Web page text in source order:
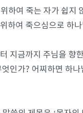
하여 죽는 자가 쉽지
하여 죽으심으로 하
지금까지 주님을 향
인가? 어찌하면 하